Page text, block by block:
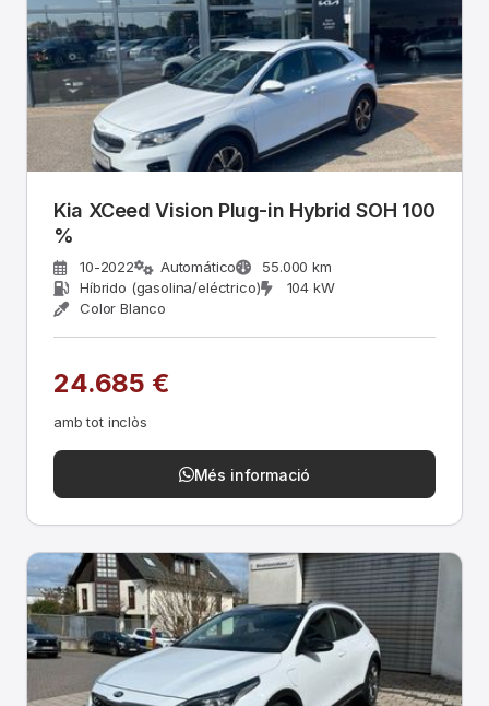
Kia XCeed Vision Plug-in Hybrid SOH 100
%
10-2022 Automático
55.000 km
Híbrido (gasolina/eléctrico)
104 kW
Color Blanco
24.685 €
amb tot inclòs
Més informació